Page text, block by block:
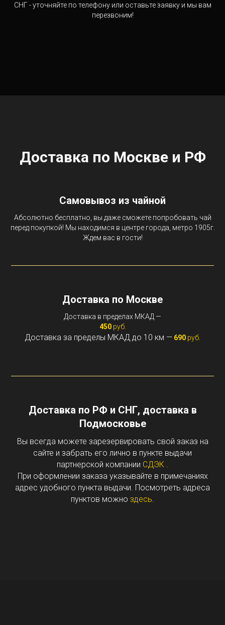
СНГ - уточняйте по телефону или оставьте заявку и мы вам
перезвоним!
Доставка по Москве и РФ
Самовывоз из чайной
Абсолютно бесплатно, вы даже сможете попробовать чай
перед покупкой! Мы находимся в центре города, метро 1905г.
Ждем вас в гости!
Доставка по Москве
Доставка в пределах МКАД —
450 руб.
Доставка за пределы МКАД до 10 км — 690 руб.
Доставка по РФ и СНГ, доставка в
Подмосковье
Вы всегда можете зарезервировать свой заказ на
сайте и забрать его лично в пункте выдачи
партнерской компании СДЭК .
При оформлении заказа указывайте в примечаниях
адрес удобного пункта выдачи. Посмотреть адреса
пунктов можно здесь.